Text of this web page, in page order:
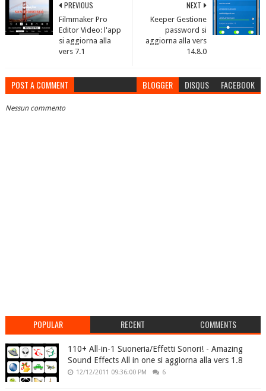
NEXT
Keeper Gestione
password si
aggiorna alla vers
14.8.0
PREVIOUS
Filmmaker Pro
Editor Video: l'app
si aggiorna alla
vers 7.1
POST A COMMENT BLOGGER DISQUS FACEBOOK
Nessun commento
POPULAR RECENT COMMENTS
110+ All-in-1 Suoneria/Effetti Sonori! - Amazing
Sound Effects All in one si aggiorna alla vers 1.8
12/12/2011 09:36:00 PM 6